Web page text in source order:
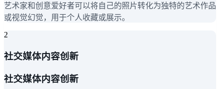
艺术家和创意爱好者可以将自己的照片转化为独特的艺术作品
或视觉幻觉，用于个人收藏或展示。
2
社交媒体内容创新
社交媒体内容创新